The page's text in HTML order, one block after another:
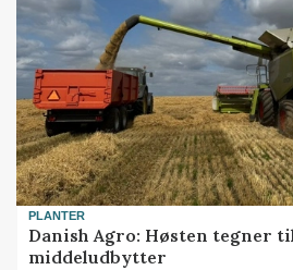
PLANTER
Danish Agro: Høsten tegner
middeludbytter